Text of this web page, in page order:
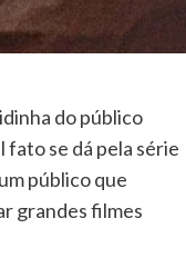
do público
se dá pela série
público que
grandes filmes